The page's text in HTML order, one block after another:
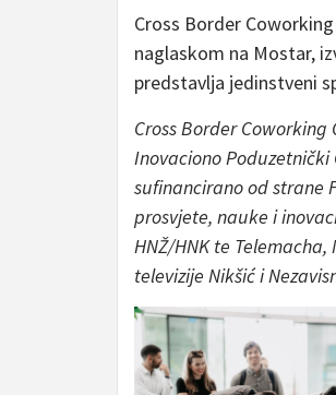
Cross Border
naglaskom na Mostar,
predstavlja jedinstveni
Cross Border
Inovaciono Poduzetnički
sufinancirano od strane
prosvjete, nauke i
HNŽ/HNK te
televizije Nikšić i